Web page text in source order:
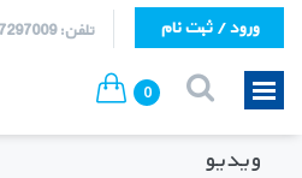
تلفن: 77297009-021 ورود / ثبت نام
0
ویدیو